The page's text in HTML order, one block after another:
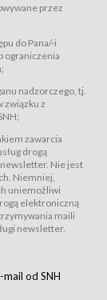
i Biletów,
(Dz.U. z 2002
jest otwarty dla
zobowiązany
oraz zamówienie
tego formularza
Regulaminu
za
przez
do Pana/-i
ograniczenia
nadzorczego, tj.
związku z
zawarcia
drogą
Nie jest
Niemniej,
uniemożliwi
elektroniczną
maili
newsletter.
od SNH